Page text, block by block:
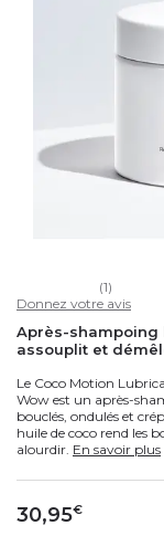
(1)
Donnez votre avis
Après-shampoing
assouplit et
Le Coco Motion
Wow est un après-
bouclés, ondulés et
huile de coco rend les
alourdir. En savoir plus
30,95€